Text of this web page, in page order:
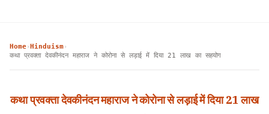
Home› Hinduism›
कथा प्रवक्ता देवकीनंदन महाराज ने कोरोना से लड़ाई में दिया 21 लाख का सहयोग
कथा प्रवक्ता देवकीनंदन महाराज ने कोरोना से लड़ाई में दिया 21 लाख